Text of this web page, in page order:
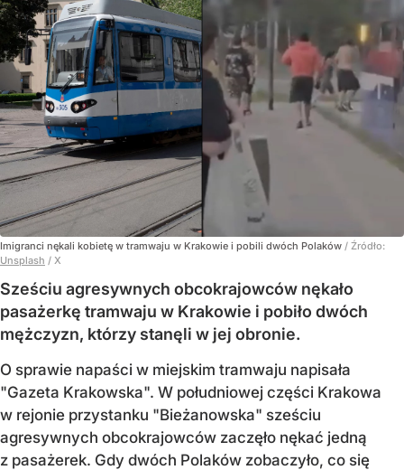
Imigranci nękali kobietę w tramwaju w Krakowie i pobili dwóch Polaków / Źródło:
Unsplash / X
Sześciu agresywnych obcokrajowców nękało
pasażerkę tramwaju w Krakowie i pobiło dwóch
mężczyzn, którzy stanęli w jej obronie.
O sprawie napaści w miejskim tramwaju napisała
"Gazeta Krakowska". W południowej części Krakowa
w rejonie przystanku "Bieżanowska" sześciu
agresywnych obcokrajowców zaczęło nękać jedną
z pasażerek. Gdy dwóch Polaków zobaczyło, co się